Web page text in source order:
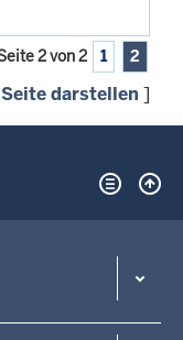
2 von 2 1 2
darstellen ]